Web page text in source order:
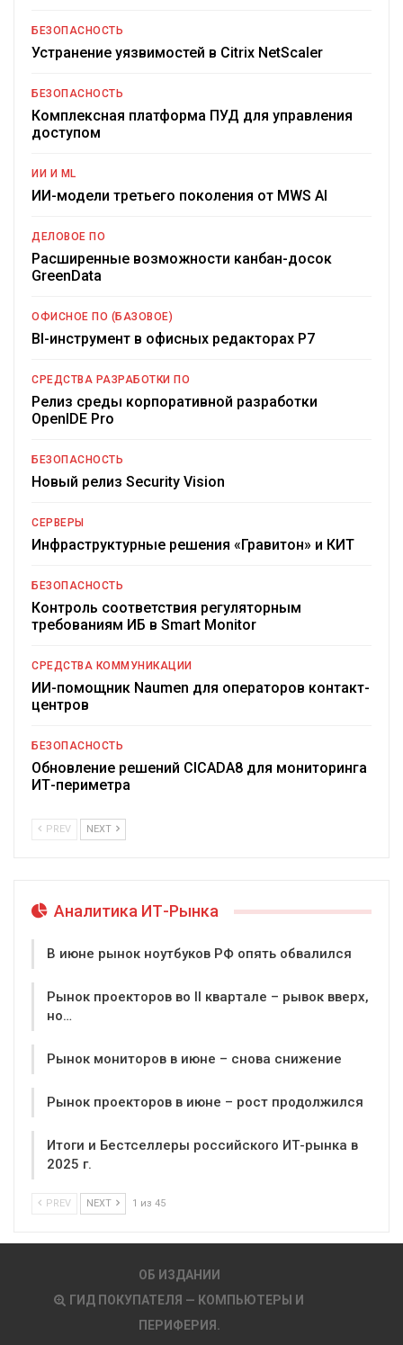
БЕЗОПАСНОСТЬ
Устранение уязвимостей в Citrix NetScaler
БЕЗОПАСНОСТЬ
Комплексная платформа ПУД для управления
доступом
ИИ И ML
ИИ-модели третьего поколения от MWS AI
ДЕЛОВОЕ ПО
Расширенные возможности канбан-досок
GreenData
ОФИСНОЕ ПО (БАЗОВОЕ)
BI-инструмент в офисных редакторах Р7
СРЕДСТВА РАЗРАБОТКИ ПО
Релиз среды корпоративной разработки
OpenIDE Pro
БЕЗОПАСНОСТЬ
Новый релиз Security Vision
СЕРВЕРЫ
Инфраструктурные решения «Гравитон» и КИТ
БЕЗОПАСНОСТЬ
Контроль соответствия регуляторным
требованиям ИБ в Smart Monitor
СРЕДСТВА КОММУНИКАЦИИ
ИИ-помощник Naumen для операторов контакт-
центров
БЕЗОПАСНОСТЬ
Обновление решений CICADA8 для мониторинга
ИТ-периметра
PREV NEXT
Аналитика ИТ-Рынка
В июне рынок ноутбуков РФ опять обвалился
Рынок проекторов во II квартале – рывок вверх,
но…
Рынок мониторов в июне – снова снижение
Рынок проекторов в июне – рост продолжился
Итоги и Бестселлеры российского ИТ-рынка в
2025 г.
PREV NEXT 1 из 45
ОБ ИЗДАНИИ
ГИД ПОКУПАТЕЛЯ — КОМПЬЮТЕРЫ И
ПЕРИФЕРИЯ.